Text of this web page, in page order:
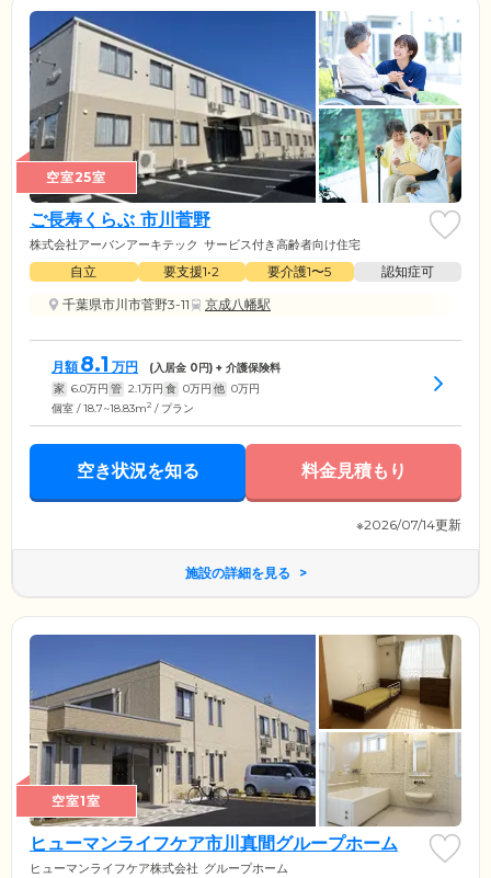
空室25室
ご長寿くらぶ 市川菅野
株式会社アーバンアーキテック サービス付き高齢者向け住宅
自立 要支援1•2 要介護1〜5
認知症可
千葉県市川市菅野3-11
京成八幡駅
月額 8.1 万円 (入居金 0円) + 介護保険料
家 6.0万円 管 2.1万円 食 0万円 他 0万円
個室 / 18.7~18.83m2 / プラン
空き状況を知る 料金見積もり
※2026/07/14更新
施設の詳細を見る
空室1室
ヒューマンライフケア市川真間グループホーム
ヒューマンライフケア株式会社 グループホーム